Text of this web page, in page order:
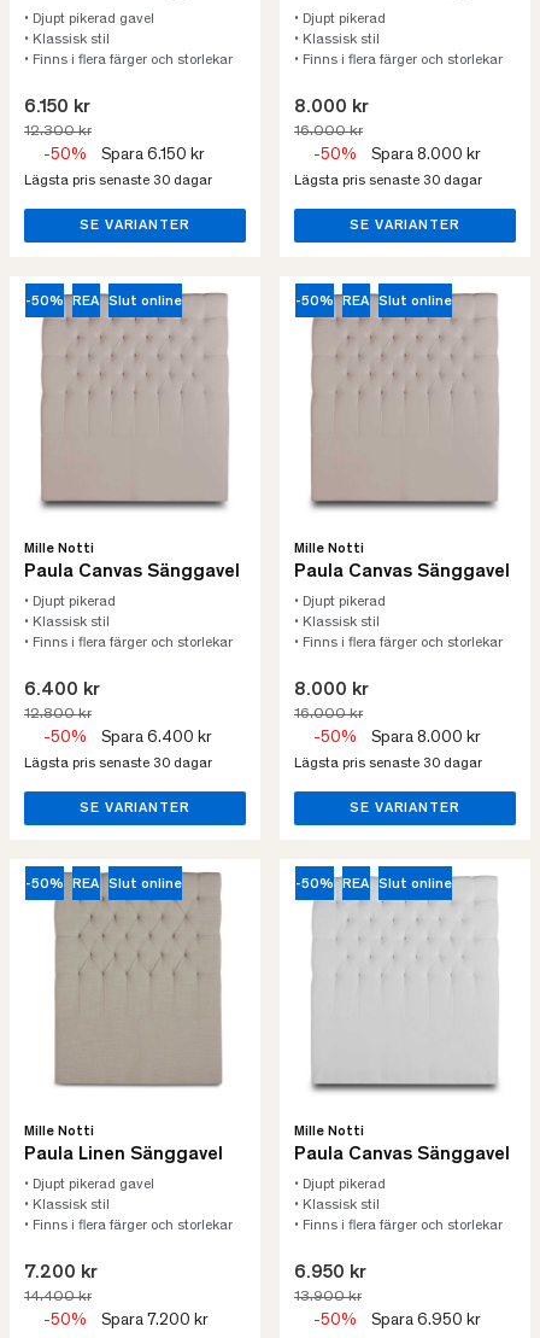
• Djupt pikerad gavel
• Klassisk stil
• Finns i flera färger och storlekar
6.150 kr
12.300 kr
-50% Spara 6.150 kr
Lägsta pris senaste 30 dagar
SE VARIANTER
• Djupt pikerad
• Klassisk stil
• Finns i flera färger och storlekar
8.000 kr
16.000 kr
-50% Spara 8.000 kr
Lägsta pris senaste 30 dagar
SE VARIANTER
-50% REA Slut online
Mille Notti
Paula Canvas Sänggavel
• Djupt pikerad
• Klassisk stil
• Finns i flera färger och storlekar
6.400 kr
12.800 kr
-50% Spara 6.400 kr
Lägsta pris senaste 30 dagar
SE VARIANTER
-50% REA Slut online
Mille Notti
Paula Canvas Sänggavel
• Djupt pikerad
• Klassisk stil
• Finns i flera färger och storlekar
8.000 kr
16.000 kr
-50% Spara 8.000 kr
Lägsta pris senaste 30 dagar
SE VARIANTER
-50% REA Slut online
Mille Notti
Paula Linen Sänggavel
• Djupt pikerad gavel
• Klassisk stil
• Finns i flera färger och storlekar
7.200 kr
14.400 kr
-50% Spara 7.200 kr
-50% REA Slut online
Mille Notti
Paula Canvas Sänggavel
• Djupt pikerad
• Klassisk stil
• Finns i flera färger och storlekar
6.950 kr
13.900 kr
-50% Spara 6.950 kr